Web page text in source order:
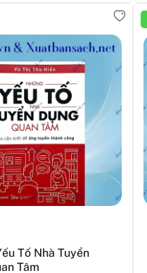
Tố Nhà Tuyển
Tâm